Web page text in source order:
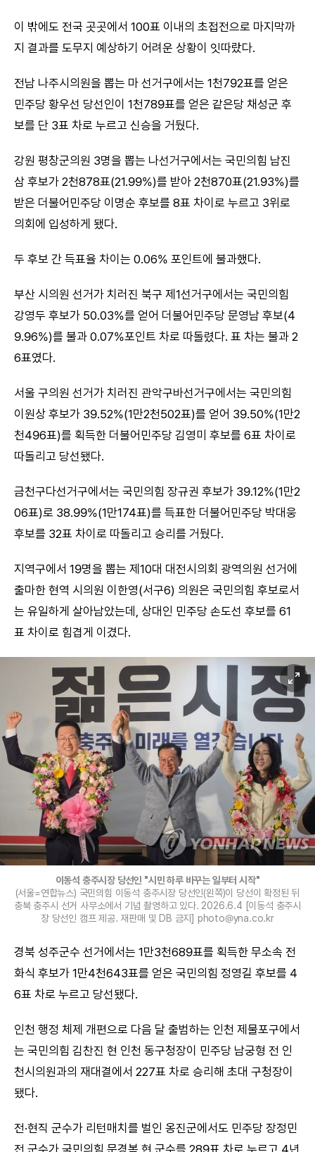
이 밖에도 전국 곳곳에서 100표 이내의 초접전으로 마지막까
지 결과를 도무지 예상하기 어려운 상황이 잇따랐다.
전남 나주시의원을 뽑는 마 선거구에서는 1천792표를 얻은
민주당 황우선 당선인이 1천789표를 얻은 같은당 채성군 후
보를 단 3표 차로 누르고 신승을 거뒀다.
강원 평창군의원 3명을 뽑는 나선거구에서는 국민의힘 남진
삼 후보가 2천878표(21.99%)를 받아 2천870표(21.93%)를
받은 더불어민주당 이명순 후보를 8표 차이로 누르고 3위로
의회에 입성하게 됐다.
두 후보 간 득표율 차이는 0.06% 포인트에 불과했다.
부산 시의원 선거가 치러진 북구 제1선거구에서는 국민의힘
강영두 후보가 50.03%를 얻어 더불어민주당 문영남 후보(4
9.96%)를 불과 0.07%포인트 차로 따돌렸다. 표 차는 불과 2
6표였다.
서울 구의원 선거가 치러진 관악구바선거구에서는 국민의힘
이원상 후보가 39.52%(1만2천502표)를 얻어 39.50%(1만2
천496표)를 획득한 더불어민주당 김영미 후보를 6표 차이로
따돌리고 당선됐다.
금천구다선거구에서는 국민의힘 장규권 후보가 39.12%(1만2
06표)로 38.99%(1만174표)를 득표한 더불어민주당 박대웅
후보를 32표 차이로 따돌리고 승리를 거뒀다.
지역구에서 19명을 뽑는 제10대 대전시의회 광역의원 선거에
출마한 현역 시의원 이한영(서구6) 의원은 국민의힘 후보로서
는 유일하게 살아남았는데, 상대인 민주당 손도선 후보를 61
표 차이로 힘겹게 이겼다.
이동석 충주시장 당선인 "시민 하루 바꾸는 일부터 시작"
(서울=연합뉴스) 국민의힘 이동석 충주시장 당선인(왼쪽)이 당선이 확정된 뒤
충북 충주시 선거 사무소에서 기념 촬영하고 있다. 2026.6.4 [이동석 충주시
장 당선인 캠프 제공. 재판매 및 DB 금지] photo@yna.co.kr
경북 성주군수 선거에서는 1만3천689표를 획득한 무소속 전
화식 후보가 1만4천643표를 얻은 국민의힘 정영길 후보를 4
6표 차로 누르고 당선됐다.
인천 행정 체제 개편으로 다음 달 출범하는 인천 제물포구에서
는 국민의힘 김찬진 현 인천 동구청장이 민주당 남궁형 전 인
천시의원과의 재대결에서 227표 차로 승리해 초대 구청장이
됐다.
전·현직 군수가 리턴매치를 벌인 옹진군에서도 민주당 장정민
전 군수가 국민의힘 문경복 현 군수를 289표 차로 누르고 4년